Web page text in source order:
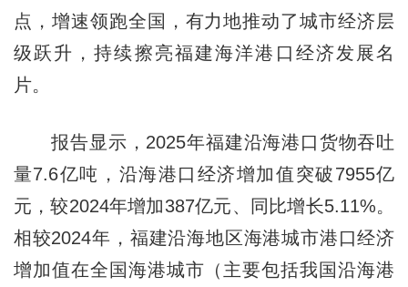
点，增速领跑全国，有力地推动了城市经济层
级跃升，持续擦亮福建海洋港口经济发展名
片。
报告显示，2025年福建沿海港口货物吞吐
量7.6亿吨，沿海港口经济增加值突破7955亿
元，较2024年增加387亿元、同比增长5.11%。
相较2024年，福建沿海地区海港城市港口经济
增加值在全国海港城市（主要包括我国沿海港